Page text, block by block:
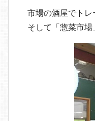
市場の酒屋でトレ
そして「惣菜市場